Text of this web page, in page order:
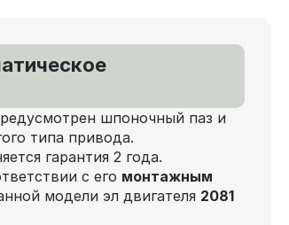
шпоночный паз и
типа привода.
гарантия 2 года.
с его монтажным
модели эл двигателя 2081